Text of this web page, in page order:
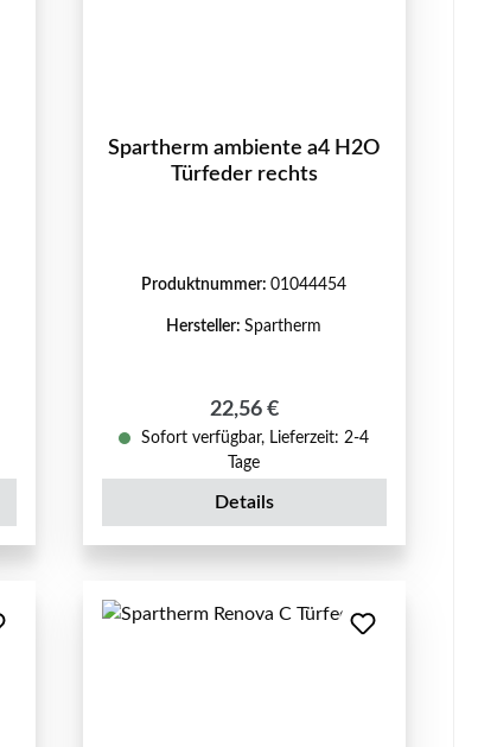
Spartherm ambiente a4 H2O
Türfeder rechts
Produktnummer:01044454
Hersteller:Spartherm
Regulärer Preis:
22,56 €
Sofort verfügbar, Lieferzeit: 2-4
Tage
Details